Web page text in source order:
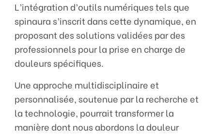
L’intégration d’outils numériques tels que
spinaura s’inscrit dans cette dynamique, en
proposant des solutions validées par des
professionnels pour la prise en charge de
douleurs spécifiques.
Une approche multidisciplinaire et
personnalisée, soutenue par la recherche et
la technologie, pourrait transformer la
manière dont nous abordons la douleur